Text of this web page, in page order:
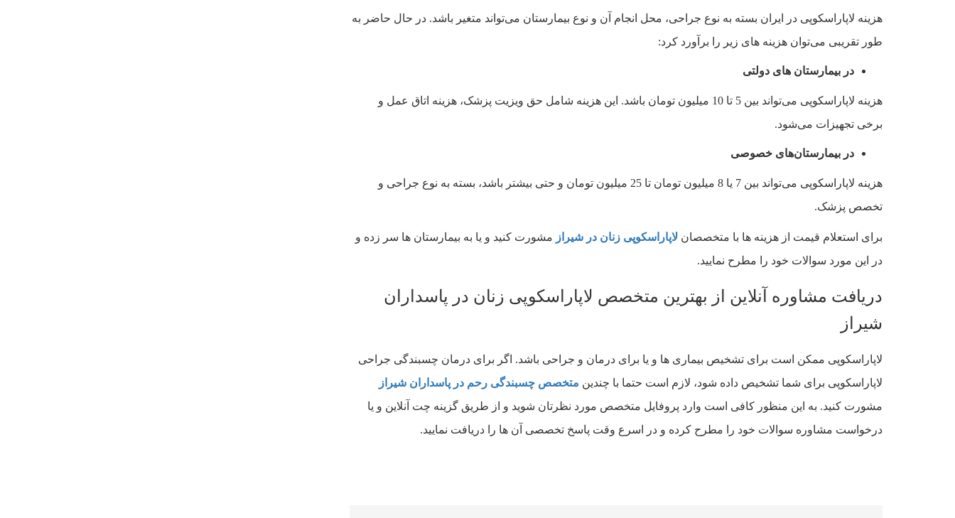
هزینه لاپاراسکوپی در ایران بسته به نوع جراحی، محل انجام آن و نوع بیمارستان می‌تواند متغیر باشد. در حال حاضر به‌
طور تقریبی می‌توان هزینه‌ های زیر را برآورد کرد:
در بیمارستان‌ های دولتی
هزینه لاپاراسکوپی می‌تواند بین 5 تا 10 میلیون تومان باشد. این هزینه شامل حق ویزیت پزشک، هزینه اتاق عمل و
برخی تجهیزات می‌شود.
در بیمارستان‌های خصوصی
هزینه لاپاراسکوپی می‌تواند بین 7 یا 8 میلیون تومان تا 25 میلیون تومان و حتی بیشتر باشد، بسته به نوع جراحی و
تخصص پزشک.
برای استعلام قیمت از هزینه ها با متخصصان لاپاراسکوپی زنان در شیراز مشورت کنید و یا به بیمارستان ها سر زده و
در این مورد سوالات خود را مطرح نمایید.
دریافت مشاوره آنلاین از بهترین متخصص لاپاراسکوپی زنان در پاسداران
شیراز
لاپاراسکوپی ممکن است برای تشخیص بیماری ها و یا برای درمان و جراحی باشد. اگر برای درمان چسبندگی جراحی
لاپاراسکوپی برای شما تشخیص داده شود، لازم است حتما با چندین متخصص چسبندگی رحم در پاسداران شیراز
مشورت کنید. به این منظور کافی است وارد پروفایل متخصص مورد نظرتان شوید و از طریق گزینه چت آنلاین و یا
درخواست مشاوره سوالات خود را مطرح کرده و در اسرع وقت پاسخ تخصصی آن ها را دریافت نمایید.